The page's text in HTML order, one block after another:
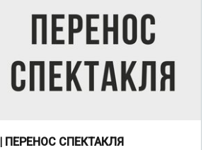
| ПЕРЕНОС СПЕКТАКЛЯ